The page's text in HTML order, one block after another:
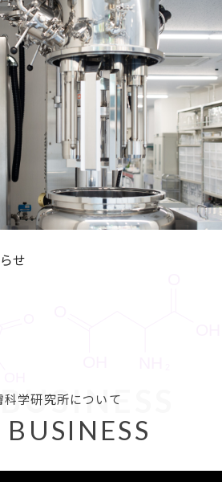
せ
科学研究所について
BUSINESS